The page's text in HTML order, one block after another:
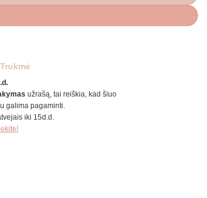
užrašą, tai reiškia, kad šiuo
galima pagaminti.
iki 15d.d.